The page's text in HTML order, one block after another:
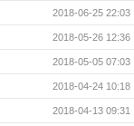
2018-06-25 22:03
2018-05-26 12:36
2018-05-05 07:03
2018-04-24 10:18
2018-04-13 09:31